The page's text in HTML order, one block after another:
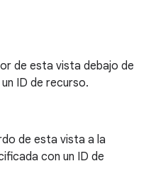
de esta vista debajo de
ID de recurso.
de esta vista a la
con un ID de